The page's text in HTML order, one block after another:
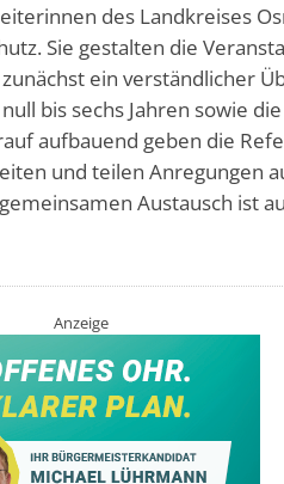
des Landkreises
Sie gestalten die
ein verständlicher
bis sechs Jahren sowie
aufbauend geben die
und teilen Anregungen
Austausch ist
Anzeige